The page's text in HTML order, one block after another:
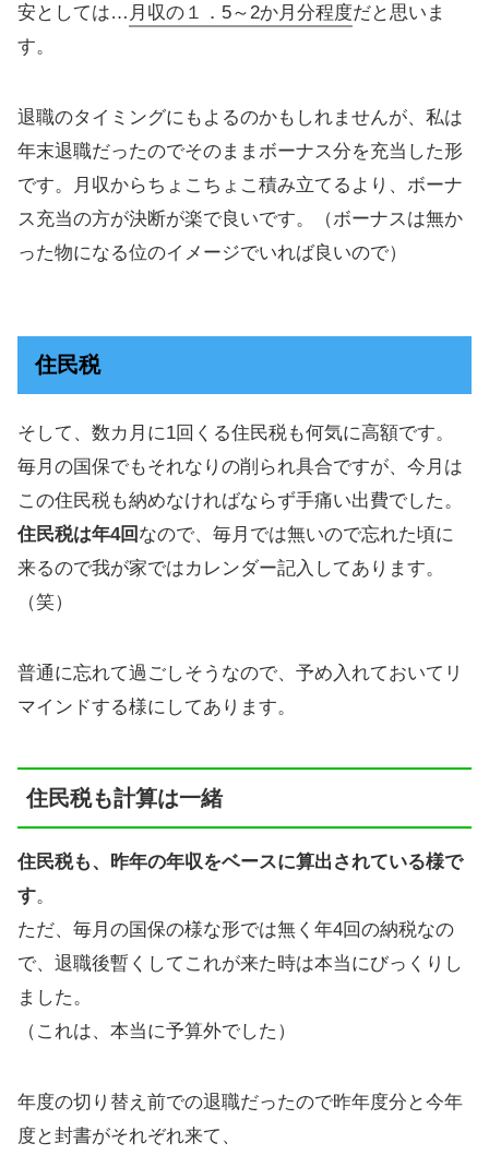
安としては… 月収の１．5～2か月分程度だと思いま
す。
退職のタイミングにもよるのかもしれませんが、私は
年末退職だったのでそのままボーナス分を充当した形
です。月収からちょこちょこ積み立てるより、ボーナ
ス充当の方が決断が楽で良いです。（ボーナスは無か
った物になる位のイメージでいれば良いので）
住民税
そして、数カ月に1回くる住民税も何気に高額です。
毎月の国保でもそれなりの削られ具合ですが、今月は
この住民税も納めなければならず手痛い出費でした。
住民税は年4回 なので、毎月では無いので忘れた頃に
来るので我が家ではカレンダー記入してあります。
（笑）
普通に忘れて過ごしそうなので、予め入れておいてリ
マインドする様にしてあります。
住民税も計算は一緒
住民税も、昨年の年収をベースに算出されている様で
す。
ただ、毎月の国保の様な形では無く年4回の納税なの
で、退職後暫くしてこれが来た時は本当にびっくりし
ました。
（これは、本当に予算外でした）
年度の切り替え前での退職だったので昨年度分と今年
度と封書がそれぞれ来て、